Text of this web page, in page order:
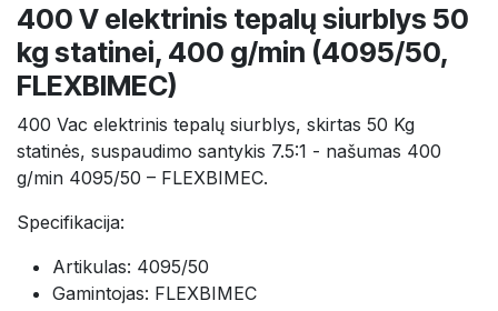
400 V elektrinis tepalų siurblys 50
kg statinei, 400 g/min (4095/50,
FLEXBIMEC)
400 Vac elektrinis tepalų siurblys, skirtas 50 Kg
statinės, suspaudimo santykis 7.5:1 - našumas 400
g/min 4095/50 – FLEXBIMEC.
Specifikacija:
Artikulas: 4095/50
Gamintojas: FLEXBIMEC